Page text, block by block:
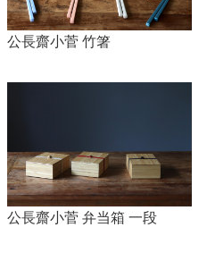
公長齋小菅 竹箸
公長齋小菅 弁当箱 一段